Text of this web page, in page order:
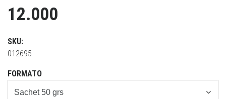
12.000
SKU:
012695
FORMATO